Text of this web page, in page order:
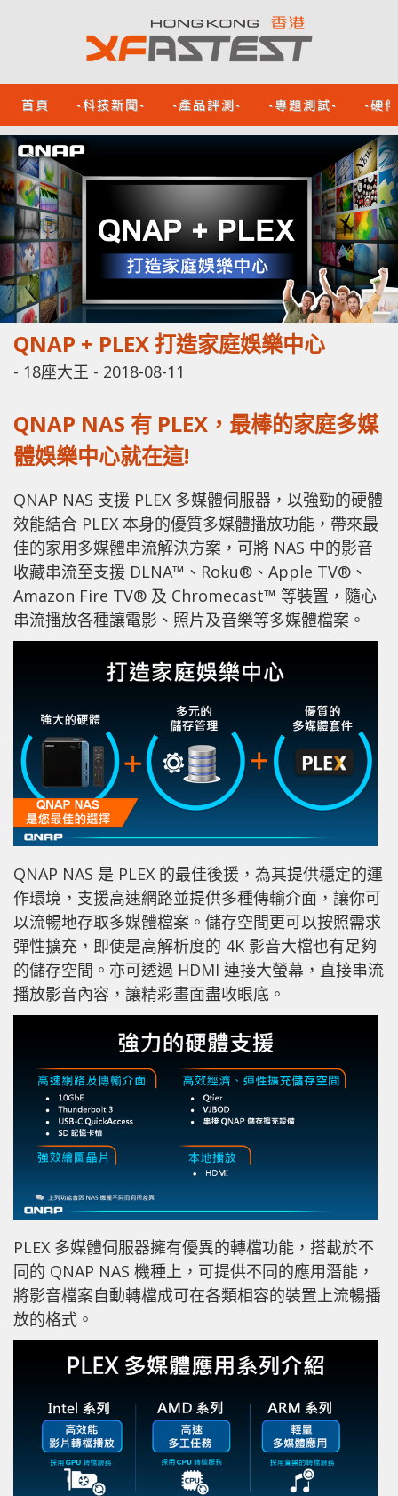
首頁 -科技新聞- -產品評測- -專題測試- -硬
QNAP + PLEX 打造家庭娛樂中心
- 18座大王 - 2018-08-11
QNAP NAS 有 PLEX，最棒的家庭多媒
體娛樂中心就在這!
QNAP NAS 支援 PLEX 多媒體伺服器，以強勁的硬體
效能結合 PLEX 本身的優質多媒體播放功能，帶來最
佳的家用多媒體串流解決方案，可將 NAS 中的影音
收藏串流至支援 DLNA™、Roku®、Apple TV®、
Amazon Fire TV® 及 Chromecast™ 等裝置，隨心
串流播放各種讓電影、照片及音樂等多媒體檔案。
QNAP NAS 是 PLEX 的最佳後援，為其提供穩定的運
作環境，支援高速網路並提供多種傳輸介面，讓你可
以流暢地存取多媒體檔案。儲存空間更可以按照需求
彈性擴充，即使是高解析度的 4K 影音大檔也有足夠
的儲存空間。亦可透過 HDMI 連接大螢幕，直接串流
播放影音內容，讓精彩畫面盡收眼底。
PLEX 多媒體伺服器擁有優異的轉檔功能，搭載於不
同的 QNAP NAS 機種上，可提供不同的應用潛能，
將影音檔案自動轉檔成可在各類相容的裝置上流暢播
放的格式。